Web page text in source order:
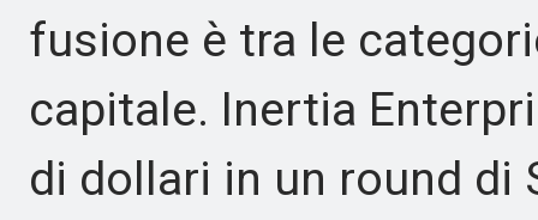
fusione è tra le
capitale. Inertia
di dollari in un round di